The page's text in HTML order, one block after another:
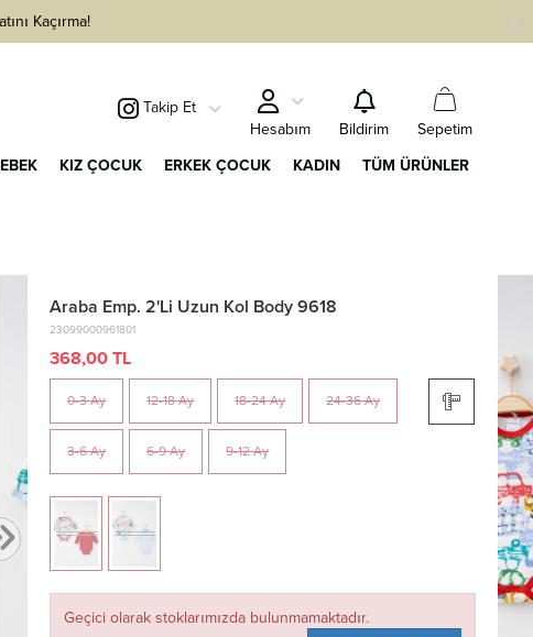
Kaçırma!
Takip Et
Hesabım
Bildirim
Sepetim
KIZ ÇOCUK ERKEK ÇOCUK KADIN TÜM ÜRÜNLER
Araba Emp. 2'Li Uzun Kol Body 9618
23099000961801
368,00 TL
0-3 Ay 12-18 Ay 18-24 Ay 24-36 Ay
3-6 Ay 6-9 Ay 9-12 Ay
Geçici olarak stoklarımızda bulunmamaktadır.